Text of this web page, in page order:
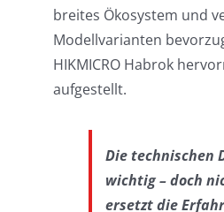
breites Ökosystem und
Modellvarianten
HIKMICRO Habrok
aufgestellt.
Die technischen
wichtig – doch
ersetzt die